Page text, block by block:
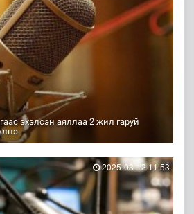
эхэлсэн аяллаа 2 жил гаруй
2025-03-12 11:53